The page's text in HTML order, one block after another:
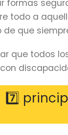
formas
todo a
de que
que todos
7️⃣